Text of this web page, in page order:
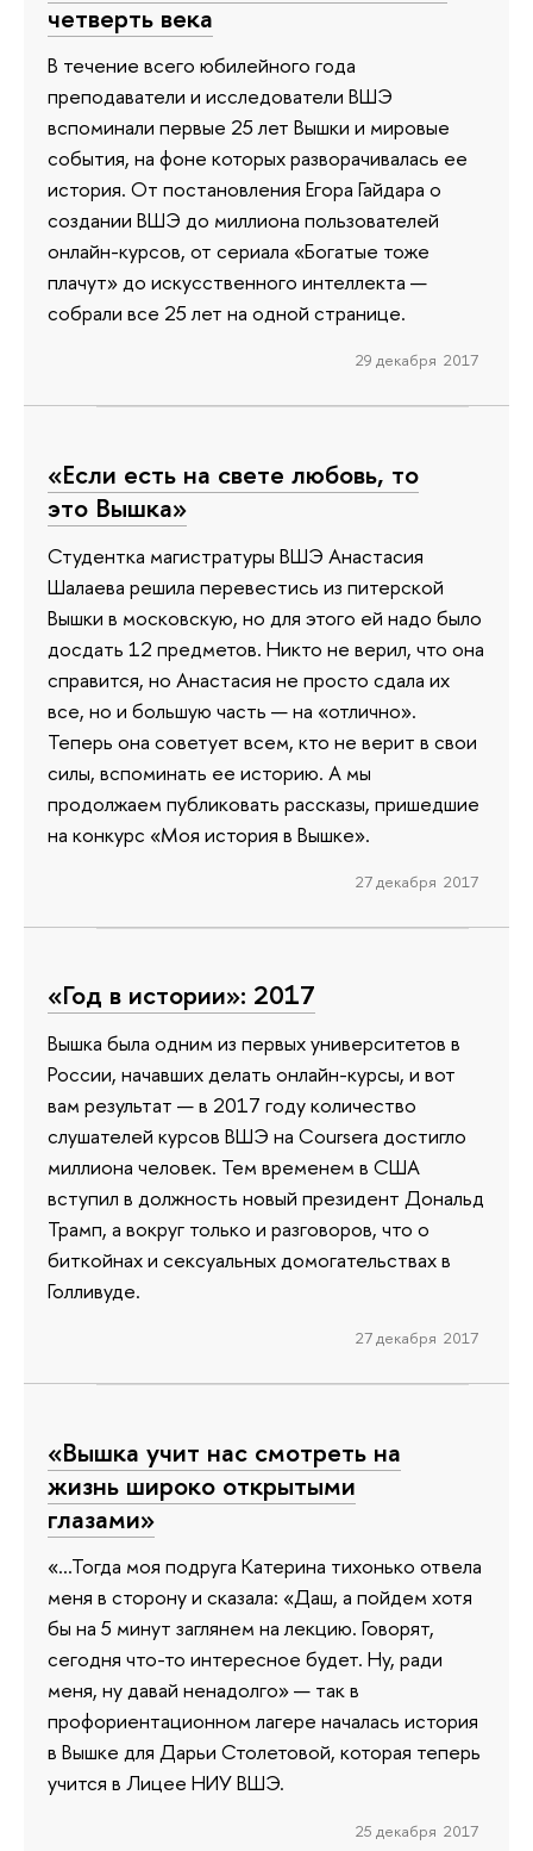
четверть века
В течение всего юбилейного года
преподаватели и исследователи ВШЭ
вспоминали первые 25 лет Вышки и мировые
события, на фоне которых разворачивалась ее
история. От постановления Егора Гайдара о
создании ВШЭ до миллиона пользователей
онлайн-курсов, от сериала «Богатые тоже
плачут» до искусственного интеллекта —
собрали все 25 лет на одной странице.
29 декабря 2017
«Если есть на свете любовь, то
это Вышка»
Студентка магистратуры ВШЭ Анастасия
Шалаева решила перевестись из питерской
Вышки в московскую, но для этого ей надо было
досдать 12 предметов. Никто не верил, что она
справится, но Анастасия не просто сдала их
все, но и большую часть — на «отлично».
Теперь она советует всем, кто не верит в свои
силы, вспоминать ее историю. А мы
продолжаем публиковать рассказы, пришедшие
на конкурс «Моя история в Вышке».
27 декабря 2017
«Год в истории»: 2017
Вышка была одним из первых университетов в
России, начавших делать онлайн-курсы, и вот
вам результат — в 2017 году количество
слушателей курсов ВШЭ на Coursera достигло
миллиона человек. Тем временем в США
вступил в должность новый президент Дональд
Трамп, а вокруг только и разговоров, что о
биткойнах и сексуальных домогательствах в
Голливуде.
27 декабря 2017
«Вышка учит нас смотреть на
жизнь широко открытыми
глазами»
«…Тогда моя подруга Катерина тихонько отвела
меня в сторону и сказала: «Даш, а пойдем хотя
бы на 5 минут заглянем на лекцию. Говорят,
сегодня что-то интересное будет. Ну, ради
меня, ну давай ненадолго» — так в
профориентационном лагере началась история
в Вышке для Дарьи Столетовой, которая теперь
учится в Лицее НИУ ВШЭ.
25 декабря 2017